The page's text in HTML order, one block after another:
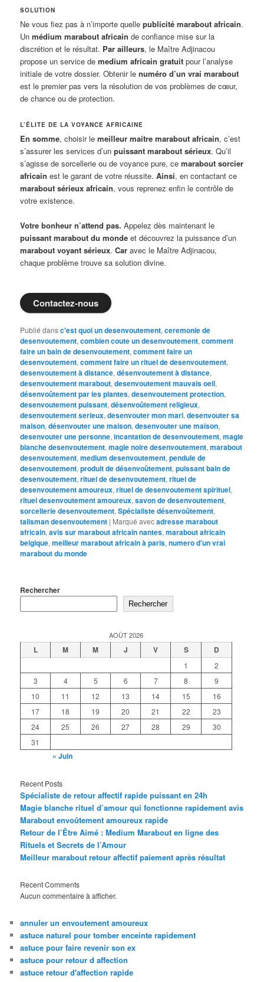
SOLUTION
Ne vous fiez pas à n’importe quellepublicité marabout africain.
Unmédium marabout africain de confiance mise sur la
discrétion et le résultat. Par ailleurs, le Maître Adjinacou
propose un service demedium africain gratuit pour l’analyse
initiale de votre dossier. Obtenir lenuméro d’un vrai marabout
est le premier pas vers la résolution de vos problèmes de cœur,
de chance ou de protection.
L’ÉLITE DE LA VOYANCE AFRICAINE
En somme, choisir lemeilleur maitre marabout africain, c’est
s’assurer les services d’unpuissant marabout sérieux. Qu’il
s’agisse de sorcellerie ou de voyance pure, cemarabout sorcier
africain est le garant de votre réussite.Ainsi, en contactant ce
marabout sérieux africain, vous reprenez enfin le contrôle de
votre existence.
Votre bonheur n’attend pas. Appelez dès maintenant le
puissant marabout du monde et découvrez la puissance d’un
marabout voyant sérieux.Car avec le Maître Adjinacou,
chaque problème trouve sa solution divine.
Contactez-nous
Publié dansc'est quoi un desenvoutement,ceremonie de
desenvoutement,combien coute un desenvoutement,comment
faire un bain de desenvoutement,comment faire un
desenvoutement,comment faire un rituel de desenvoutement,
desenvoutement à distance,désenvoutement à distance,
desenvoutement marabout,desenvoutement mauvais oeil,
désenvoûtement par les plantes,desenvoutement protection,
desenvoutement puissant,désenvoûtement religieux,
desenvoutement serieux,desenvouter mon mari,desenvouter sa
maison,désenvouter une maison,desenvouter une maison,
desenvouter une personne,incantation de desenvoutement,magie
blanche desenvoutement,magie noire desenvoutement,marabout
desenvoutement,medium desenvoutement,pendule de
desenvoutement,produit de désenvoûtement,puissant bain de
desenvoutement,rituel de desenvoutement,rituel de
desenvoutement amoureux,rituel de desenvoutement spirituel,
rituel desenvoutement amoureux,savon de desenvoutement,
sorcellerie desenvoutement,Spécialiste désenvoûtement,
talisman desenvoutement | Marqué avecadresse marabout
africain,avis sur marabout africain nantes,marabout africain
belgique,meilleur marabout africain à paris,numero d'un vrai
marabout du monde
Rechercher
Rechercher
AOÛT 2026
L M M J V S D
1
2
3
4 5 6 7 8
9
10
11 12 13 14 15
16
17
18 19 20 21 22
23
24
25 26 27 28 29
30
31
« Juin
Recent Posts
Spécialiste de retour affectif rapide puissant en 24h
Magie blanche rituel d’amour qui fonctionne rapidement avis
Marabout envoûtement amoureux rapide
Retour de l’Être Aimé : Medium Marabout en ligne des
Rituels et Secrets de l’Amour
Meilleur marabout retour affectif paiement après résultat
Recent Comments
Aucun commentaire à afficher.
annuler un envoutement amoureux
astuce naturel pour tomber enceinte rapidement
astuce pour faire revenir son ex
astuce pour retour d affection
astuce retour d'affection rapide